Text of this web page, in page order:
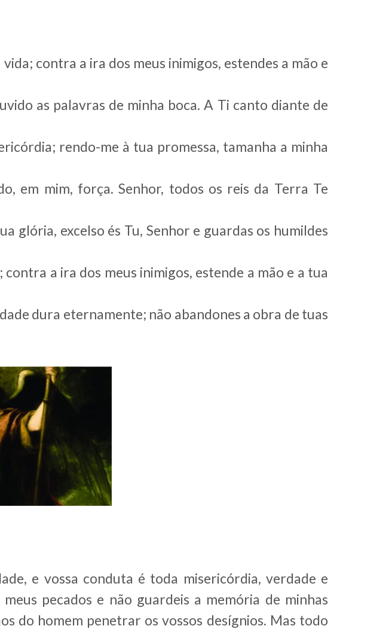
contra a ira dos meus inimigos, estendes a mão e
as palavras de minha boca. A Ti canto diante de
rendo-me à tua promessa, tamanha a minha
em mim, força. Senhor, todos os reis da Terra Te
glória, excelso és Tu, Senhor e guardas os humildes
a ira dos meus inimigos, estende a mão e a tua
dura eternamente; não abandones a obra de tuas
e vossa conduta é toda misericórdia, verdade e
pecados e não guardeis a memória de minhas
do homem penetrar os vossos desígnios. Mas todo